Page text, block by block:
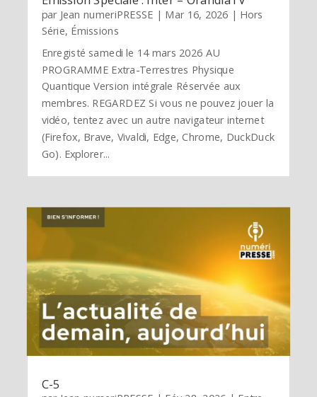
par Jean numeriPRESSE | Mar 16, 2026 | Hors
Série, Émissions
Enregisté samedi le 14 mars 2026 AU
PROGRAMME Extra-Terrestres Physique
Quantique Version intégrale Réservée aux
membres. REGARDEZ Si vous ne pouvez jouer la
vidéo, tentez avec un autre navigateur internet
(Firefox, Brave, Vivaldi, Edge, Chrome, DuckDuck
Go). Explorer...
C-5